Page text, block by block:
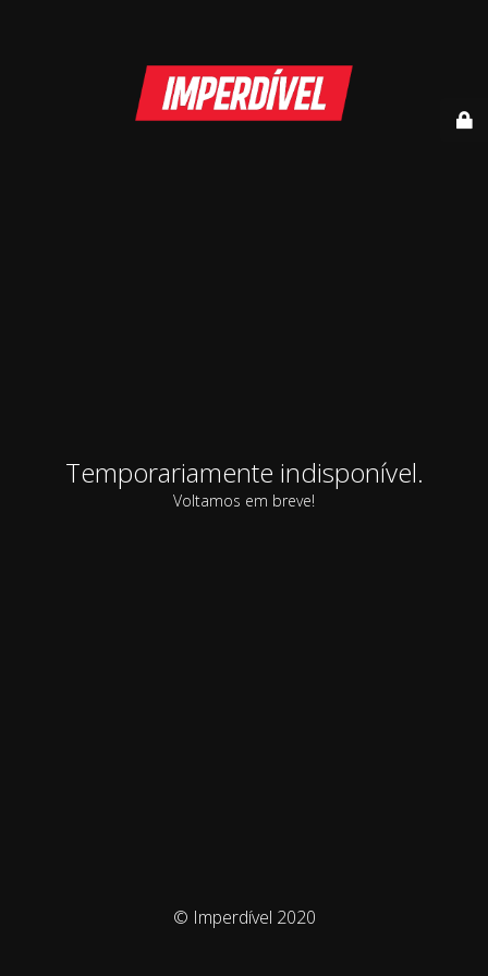
Temporariamente indisponível.
Voltamos em breve!
© Imperdível 2020